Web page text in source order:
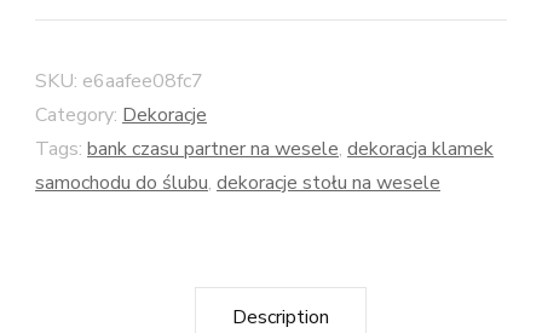
SKU: e6aafee08fc7
Category: Dekoracje
Tags: bank czasu partner na wesele, dekoracja klamek
samochodu do ślubu, dekoracje stołu na wesele
Description